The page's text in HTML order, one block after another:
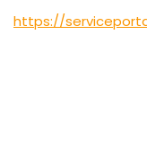
https://